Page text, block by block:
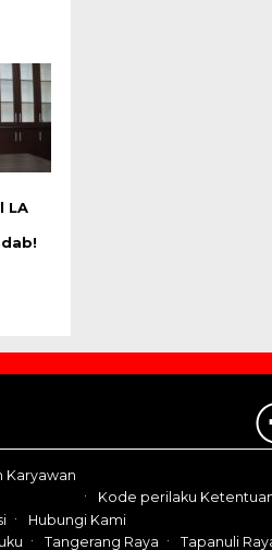
LA
Karyawan
Kode perilaku
Hubungi Kami
Tangerang Raya Tapanuli